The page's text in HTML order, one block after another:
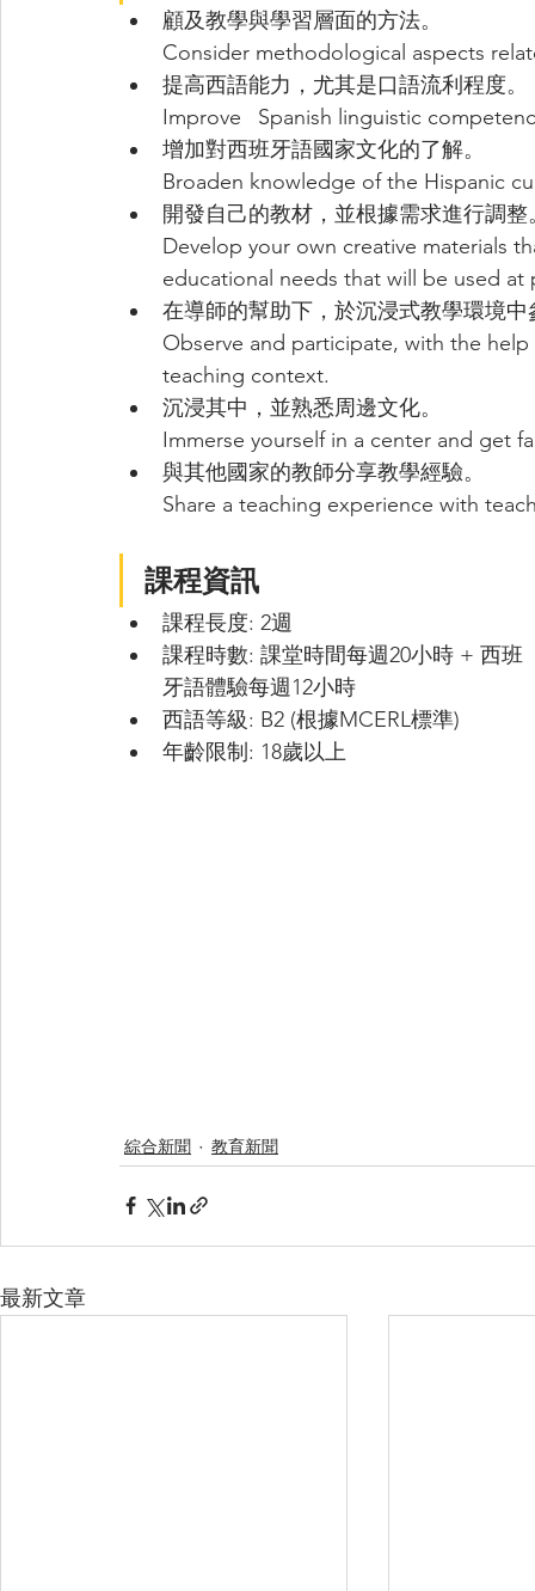
顧及教學與學習層面的方法。
Consider methodological aspects
提高西語能力，尤其是口語流利程度。
Improve 	Spanish linguistic
增加對西班牙語國家文化的了解。
Broaden knowledge of the Hispanic
開發自己的教材，並根據需求進行調整
Develop your own creative materials
educational needs that will be used
在導師的幫助下，於沉浸式教學環境
Observe and participate, with the help of a
teaching context.
沉浸其中，並熟悉周邊文化。
Immerse yourself in a center and get
與其他國家的教師分享教學經驗。
Share a teaching experience with
課程資訊
課程長度: 2週
課程時數: 課堂時間每週20小時 + 西班
牙語體驗每週12小時
西語等級: B2 (根據MCERL標準)
年齡限制: 18歲以上
綜合新聞 教育新聞
最新文章